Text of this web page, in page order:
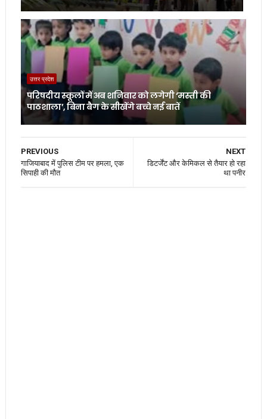
उत्तर प्रदेश
परिषदीय स्कूलों में अब शनिवार को लगेगी ‘मस्ती की
पाठशाला’, बिना बैग के सीखेंगे बच्चे नई बातें
NEXT
डिटर्जेंट और केमिकल से तैयार हो रहा
था पनीर
PREVIOUS
गाजियाबाद में पुलिस टीम पर हमला, एक
सिपाही की मौत